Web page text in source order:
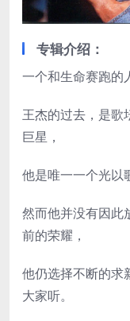
专辑介绍：
一个和生命赛跑的
王杰的过去，是歌
巨星，
他是唯一一个光以
然而他并没有因此
前的荣耀，
他仍选择不断的求
大家听。